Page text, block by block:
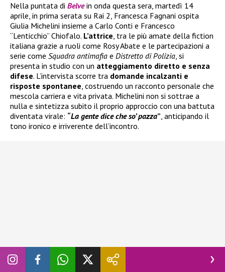
Nella puntata di Belve in onda questa sera, martedì 14
aprile, in prima serata su Rai 2, Francesca Fagnani ospita
Giulia Michelini insieme a Carlo Conti e Francesco
“Lenticchio” Chiofalo. L’attrice, tra le più amate della fiction
italiana grazie a ruoli come Rosy Abate e le partecipazioni a
serie come Squadra antimafia e Distretto di Polizia, si
presenta in studio con un atteggiamento diretto e senza
difese. L’intervista scorre tra domande incalzanti e
risposte spontanee, costruendo un racconto personale che
mescola carriera e vita privata. Michelini non si sottrae a
nulla e sintetizza subito il proprio approccio con una battuta
diventata virale: “La gente dice che so’ pazza”, anticipando il
tono ironico e irriverente dell’incontro.